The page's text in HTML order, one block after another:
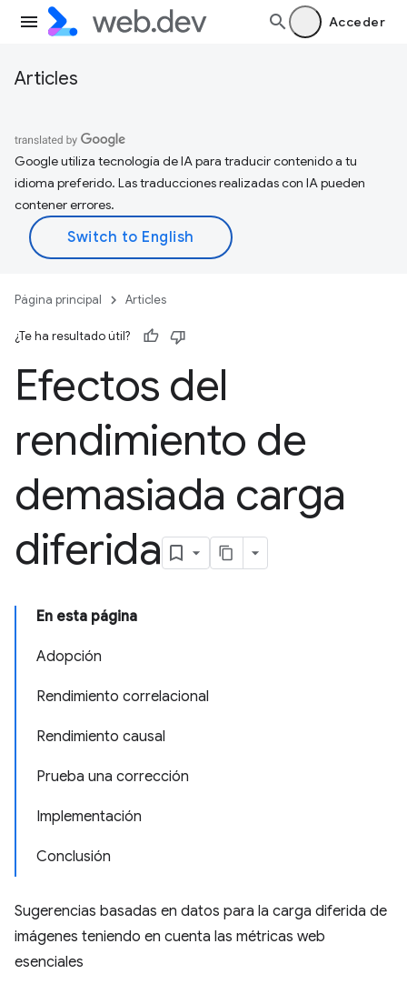
Acceder
Articles
Google utiliza tecnología de IA para traducir contenido a tu
idioma preferido. Las traducciones realizadas con IA pueden
contener errores.
Página principal Articles
¿Te ha resultado útil?
Efectos del
rendimiento de
demasiada carga
diferida
En esta página
Adopción
Rendimiento correlacional
Rendimiento causal
Prueba una corrección
Implementación
Conclusión
Sugerencias basadas en datos para la carga diferida de
imágenes teniendo en cuenta las métricas web
esenciales